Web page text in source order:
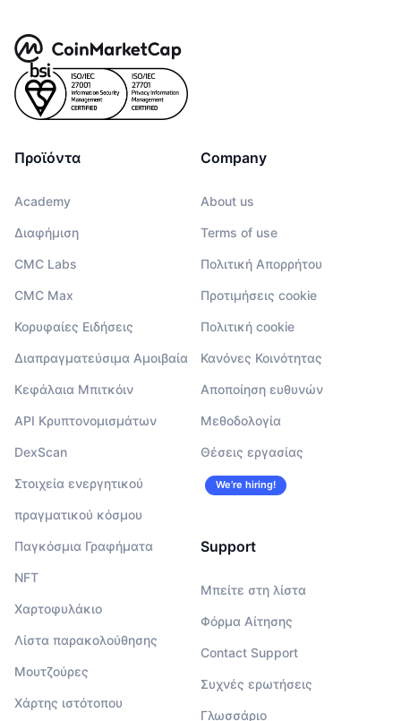
Προϊόντα
Academy
Διαφήμιση
CMC Labs
CMC Max
Κορυφαίες Ειδήσεις
Διαπραγματεύσιμα Αμοιβαία
Κεφάλαια Μπιτκόιν
API Κρυπτονομισμάτων
DexScan
Στοιχεία ενεργητικού
πραγματικού κόσμου
Παγκόσμια Γραφήματα
NFT
Χαρτοφυλάκιο
Λίστα παρακολούθησης
Μουτζούρες
Χάρτης ιστότοπου
Company
About us
Terms of use
Πολιτική Απορρήτου
Προτιμήσεις cookie
Πολιτική cookie
Κανόνες Κοινότητας
Αποποίηση ευθυνών
Μεθοδολογία
Θέσεις εργασίας
We’re hiring!
Support
Μπείτε στη λίστα
Φόρμα Αίτησης
Contact Support
Συχνές ερωτήσεις
Γλωσσάριο